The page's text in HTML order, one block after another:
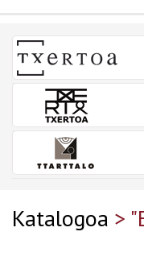
Katalogoa >